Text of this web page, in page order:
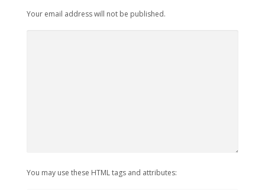
Your email address will not be published.
You may use these HTML tags and attributes: